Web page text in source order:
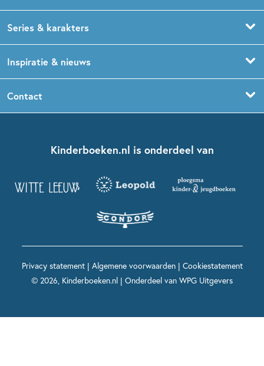
Prentenboeken
Babyboeken
Sprookjesboeken
Kinderboeken diversiteit
Grappige kinderboeken
Spannende kinderboeken
Boekentips 1,5 - 3 jaar
Boekentips 5 - 7 jaar
Boekentips 12+ jaar
Voor volwassenen
Series & karakters
Dog Man
Spekkie en Sproet
Maxi & Helium
Inspiratie & nieuws
Kinderjury
Voor het onderwijs
Contact
Kinderboeken.nl is onderdeel van
Privacy statement| Algemene voorwaarden| Cookiestatement
© 2026, Kinderboeken.nl | Onderdeel van WPG Uitgevers